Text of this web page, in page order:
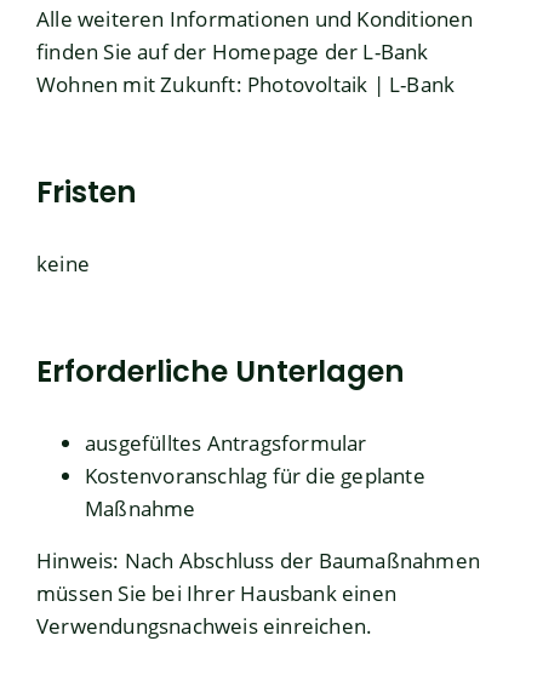
Alle weiteren Informationen und Konditionen
finden Sie auf der Homepage der L-Bank
Wohnen mit Zukunft: Photovoltaik | L-Bank
Fristen
keine
Erforderliche Unterlagen
ausgefülltes Antragsformular
Kostenvoranschlag für die geplante
Maßnahme
Hinweis: Nach Abschluss der Baumaßnahmen
müssen Sie bei Ihrer Hausbank einen
Verwendungsnachweis einreichen.